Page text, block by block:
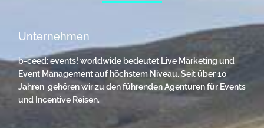
Unternehmen
b-ceed: events! worldwide bedeutet Live Marketing und
Event Management auf höchstem Niveau. Seit über 10
Jahren gehören wir zu den führenden Agenturen für Events
und Incentive Reisen.